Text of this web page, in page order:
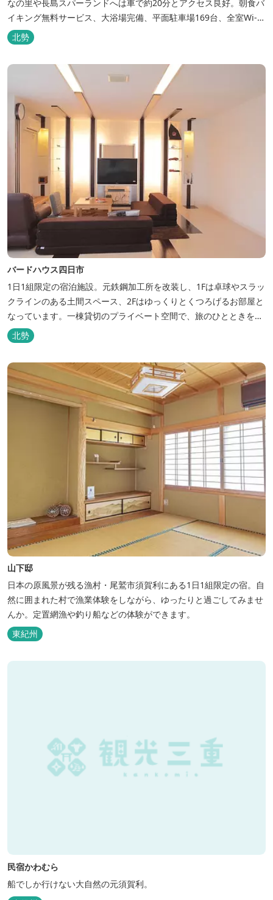
なの里や長島スパーランドへは車で約20分とアクセス良好。朝食バ
イキング無料サービス、大浴場完備、平面駐車場169台、全室Wi-Fi
完備。ビジネスにも観光にもご利用頂ける快適なホテルライフをご
提供します。
北勢
バードハウス四日市
1日1組限定の宿泊施設。元鉄鋼加工所を改装し、1Fは卓球やスラッ
クラインのある土間スペース、2Fはゆっくりとくつろげるお部屋と
なっています。一棟貸切のプライベート空間で、旅のひとときを過
ごしてみては。
北勢
山下邸
日本の原風景が残る漁村・尾鷲市須賀利にある1日1組限定の宿。自
然に囲まれた村で漁業体験をしながら、ゆったりと過ごしてみませ
んか。定置網漁や釣り船などの体験ができます。
東紀州
民宿かわむら
船でしか行けない大自然の元須賀利。